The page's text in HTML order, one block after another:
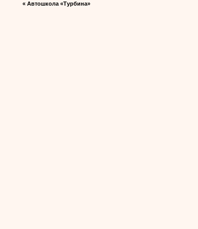
« Автошкола «Турбина»